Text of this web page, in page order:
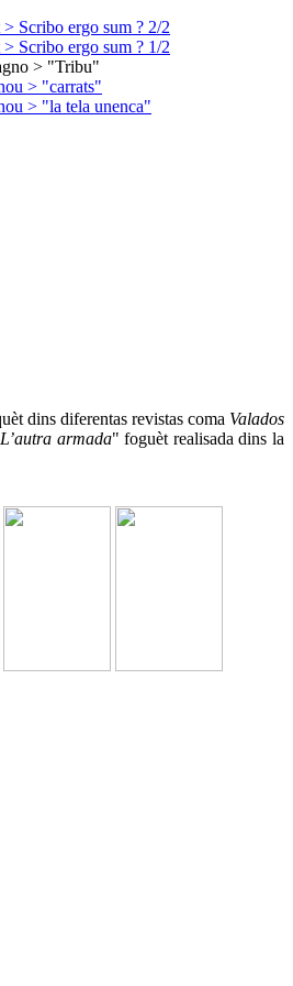
> Scribo ergo sum ? 2/2
> Scribo ergo sum ? 1/2
> "Tribu"
> "carrats"
> "la tela unenca"
dins diferentas revistas coma Valados
L’autra armada" foguèt realisada dins la